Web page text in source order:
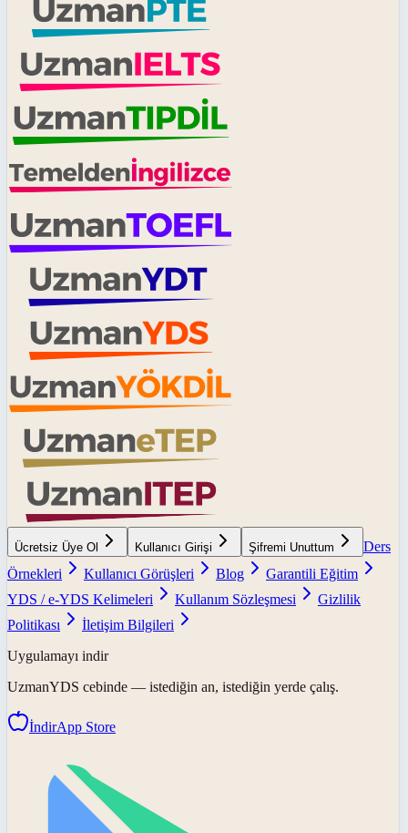
Ücretsiz Üye Ol Kullanıcı Girişi Şifremi Unuttum
Ders
Örnekleri
Kullanıcı Görüşleri Blog
Garantili Eğitim
YDS / e-YDS Kelimeleri
Kullanım Sözleşmesi
Gizlilik
Politikası
İletişim Bilgileri
Uygulamayı indir
UzmanYDS cebinde — istediğin an, istediğin yerde çalış.
İndirApp Store